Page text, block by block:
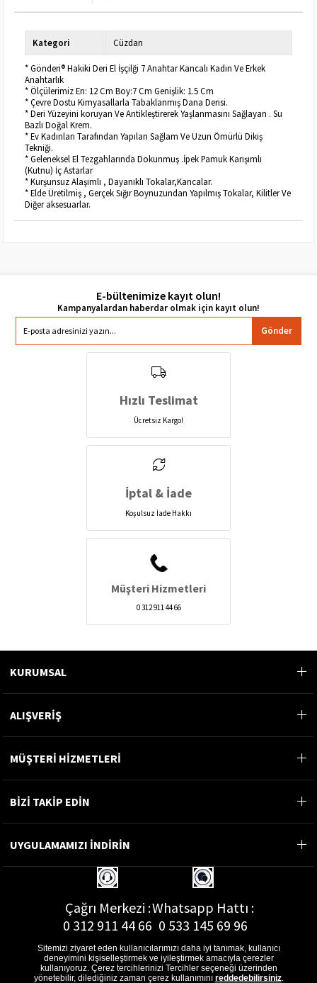
Kategori Cüzdan
* Gönderi® Hakiki Deri El İşçilği 7 Anahtar Kancalı Kadın Ve Erkek
Anahtarlık
* Ölçülerimiz En: 12 Cm Boy:7 Cm Genişlik: 1.5 Cm
* Çevre Dostu Kimyasallarla Tabaklanmış Dana Derisi.
* Deri Yüzeyini koruyan Ve Antikleştirerek Yaşlanmasını Sağlayan . Su
Bazlı Doğal Krem.
* Ev Kadınları Tarafından Yapılan Sağlam Ve Uzun Ömürlü Dikiş
Tekniği.
* Geleneksel El Tezgahlarında Dokunmuş .İpek Pamuk Karışımlı
(Kutnu) İç Astarlar
* Kurşunsuz Alaşımlı , Dayanıklı Tokalar,Kancalar.
* Elde Üretilmiş , Gerçek Sığır Boynuzundan Yapılmış Tokalar, Kilitler Ve
Diğer aksesuarlar.
E-bültenimize kayıt olun!
Gönder
Hızlı Teslimat
Ücretsiz Kargo!
İptal & İade
Koşulsuz İade Hakkı
Müşteri Hizmetleri
0 312 911 44 66
KURUMSAL
ALIŞVERİŞ
MÜŞTERİ HİZMETLERİ
BİZİ TAKİP EDİN
UYGULAMAMIZI İNDİRİN
Çağrı Merkezi :
0 312 911 44 66
Whatsapp Hattı :
0 533 145 69 96
Sitemizi ziyaret eden kullanıcılarımızı daha iyi tanımak, kullanıcı
deneyimini kişiselleştirmek ve iyileştirmek amacıyla çerezler
kullanıyoruz. Çerez tercihlerinizi Tercihler seçeneği üzerinden
yönetebilir, dilediğiniz zaman çerez kullanımını reddedebilirsiniz.